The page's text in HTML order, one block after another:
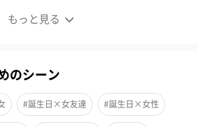
もっと見る
野生の植物を1本ずつ手でていねいに摘
乾燥させたハーブティーにしました。
のシーン
#誕生日×女友達 #誕生日×女性